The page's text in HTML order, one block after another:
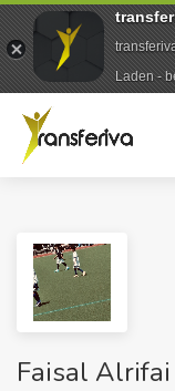
Faisal Alrifai
Laden -